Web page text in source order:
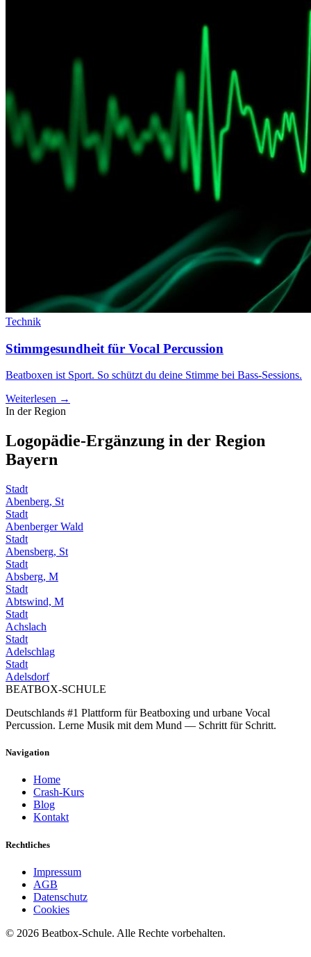
Technik
Stimmgesundheit für Vocal Percussion
Beatboxen ist Sport. So schützt du deine Stimme bei Bass-Sessions.
Weiterlesen →
In der Region
Logopädie-Ergänzung in der Region
Bayern
Stadt
Abenberg, St
Stadt
Abenberger Wald
Stadt
Abensberg, St
Stadt
Absberg, M
Stadt
Abtswind, M
Stadt
Achslach
Stadt
Adelschlag
Stadt
Adelsdorf
BEATBOX-SCHULE
Deutschlands #1 Plattform für Beatboxing und urbane Vocal
Percussion. Lerne Musik mit dem Mund — Schritt für Schritt.
Navigation
Home
Crash-Kurs
Blog
Kontakt
Rechtliches
Impressum
AGB
Datenschutz
Cookies
© 2026 Beatbox-Schule. Alle Rechte vorbehalten.